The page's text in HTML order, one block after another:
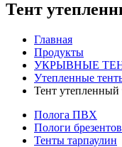
Тент
Главная
Продукты
УКРЫВНЫЕ
Утепленные
Тент утепленный
Полога ПВХ
Пологи
Тенты тарпаулин